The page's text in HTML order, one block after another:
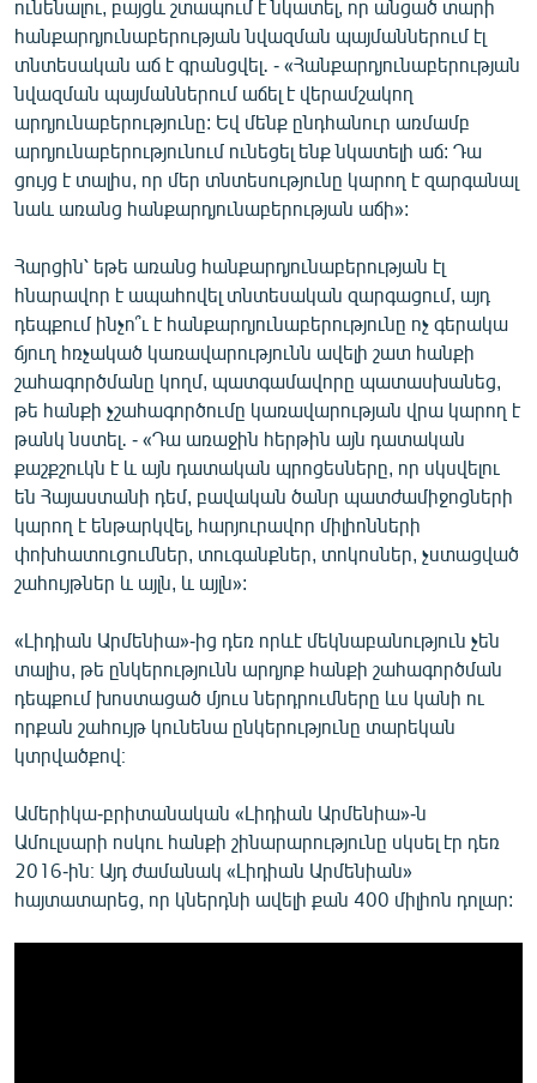
ունենալու, բայցև շտապում է նկատել, որ անցած տարի
հանքարդյունաբերության նվազման պայմաններում էլ
տնտեսական աճ է գրանցվել․ - «Հանքարդյունաբերության
նվազման պայմաններում աճել է վերամշակող
արդյունաբերությունը: Եվ մենք ընդհանուր առմամբ
արդյունաբերությունում ունեցել ենք նկատելի աճ: Դա
ցույց է տալիս, որ մեր տնտեսությունը կարող է զարգանալ
նաև առանց հանքարդյունաբերության աճի»:
Հարցին՝ եթե առանց հանքարդյունաբերության էլ
հնարավոր է ապահովել տնտեսական զարգացում, այդ
դեպքում ինչո՞ւ է հանքարդյունաբերությունը ոչ գերակա
ճյուղ հռչակած կառավարությունն ավելի շատ հանքի
շահագործմանը կողմ, պատգամավորը պատասխանեց,
թե հանքի չշահագործումը կառավարության վրա կարող է
թանկ նստել․ - «Դա առաջին հերթին այն դատական
քաշքշուկն է և այն դատական պրոցեսները, որ սկսվելու
են Հայաստանի դեմ, բավական ծանր պատժամիջոցների
կարող է ենթարկվել, հարյուրավոր միլիոնների
փոխհատուցումներ, տուգանքներ, տոկոսներ, չստացված
շահույթներ և այլն, և այլն»:
«Լիդիան Արմենիա»-ից դեռ որևէ մեկնաբանություն չեն
տալիս, թե ընկերությունն արդյոք հանքի շահագործման
դեպքում խոստացած մյուս ներդրումները ևս կանի ու
որքան շահույթ կունենա ընկերությունը տարեկան
կտրվածքով։
Ամերիկա-բրիտանական «Լիդիան Արմենիա»-ն
Ամուլսարի ոսկու հանքի շինարարությունը սկսել էր դեռ
2016-ին։ Այդ ժամանակ «Լիդիան Արմենիան»
հայտատարեց, որ կներդնի ավելի քան 400 միլիոն դոլար: